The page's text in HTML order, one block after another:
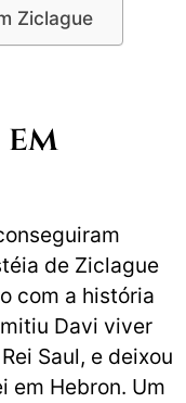
Ziclague
de Ziclague
com a história
Davi viver
Saul, e deixou
em Hebron. Um